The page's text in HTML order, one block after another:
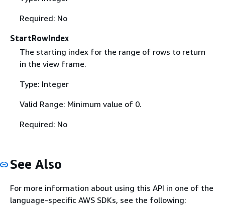
Required: No
StartRowIndex
The starting index for the range of rows to return
in the view frame.
Type: Integer
Valid Range: Minimum value of 0.
Required: No
See Also
For more information about using this API in one of the
language-specific AWS SDKs, see the following: